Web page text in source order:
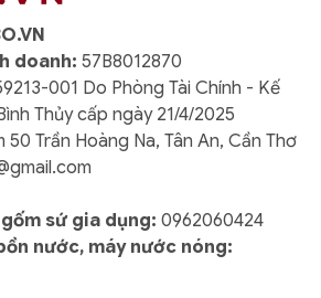
lịch
mềm mại, hiện đại
đường cong tinh tế, tay cầm
ấm gọn và dễ rót – tạo nên trải
lợi và thoải mái.
đủ, tăng tính sang trọng
bình trà, tách, dĩa lót, chén
–hoàn chỉnh cho một buổi trà
doanh: 57B8012870
001 Do Phòng Tài Chính - Kế
Thủy cấp ngày 21/4/2025
50 Trần Hoàng Na, Tân An, Cần Thơ
sứ gia dụng: 0962060424
nước, máy nước nóng: